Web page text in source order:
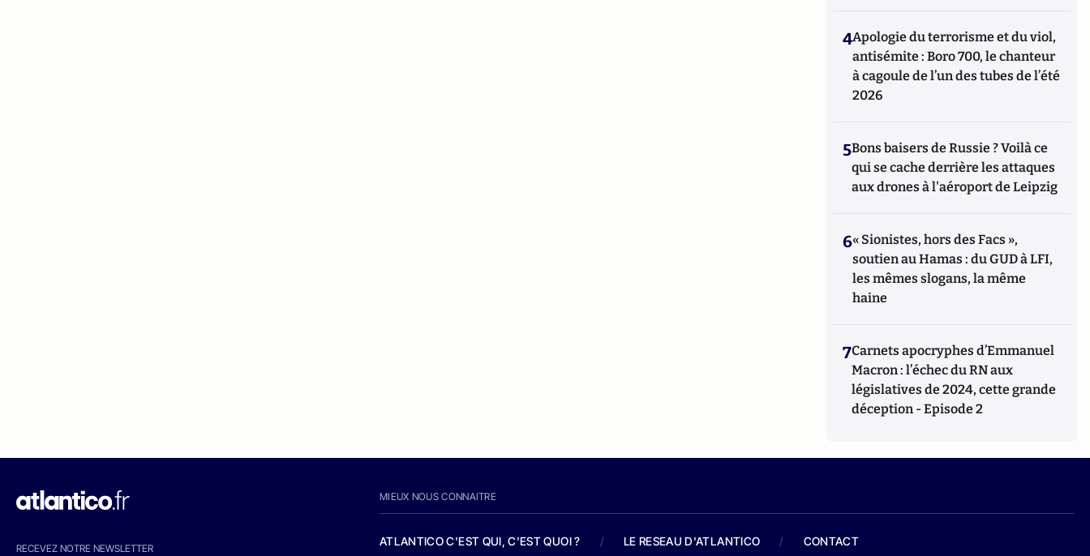
4Apologie du terrorisme et du viol,
antisémite : Boro 700, le chanteur
à cagoule de l’un des tubes de l’été
2026
5Bons baisers de Russie ? Voilà ce
qui se cache derrière les attaques
aux drones à l'aéroport de Leipzig
6« Sionistes, hors des Facs »,
soutien au Hamas : du GUD à LFI,
les mêmes slogans, la même
haine
7Carnets apocryphes d’Emmanuel
Macron : l’échec du RN aux
législatives de 2024, cette grande
déception - Episode 2
RECEVEZ NOTRE NEWSLETTER
MIEUX NOUS CONNAITRE
ATLANTICO C'EST QUI, C'EST QUOI ? / LE RESEAU D'ATLANTICO / CONTACT